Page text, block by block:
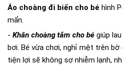
Áo choàng đi biển cho bé hình
mẩn.
- Khăn choàng tắm cho bé giúp
bơi. Bé vừa chơi, nghỉ mệt trên bờ
tiện lợi sẽ không sợ nhiễm lạnh,